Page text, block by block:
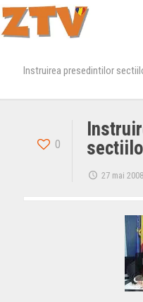
Instruirea presedintilor
0
27 mai 2008